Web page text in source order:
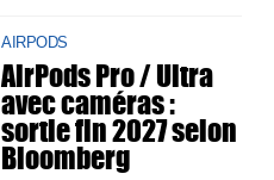
AIRPODS
AirPods Pro / Ultra
avec caméras :
sortie fin 2027 selon
Bloomberg